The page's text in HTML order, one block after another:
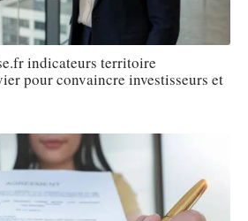
indicateurs territoire
pour convaincre investisseurs et